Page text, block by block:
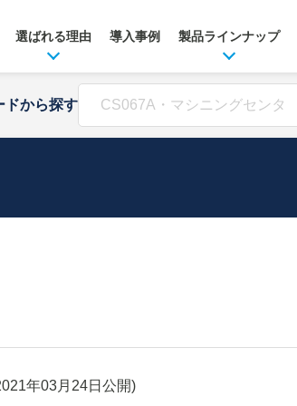
選ばれる理由 導入事例 製品ラインナップ
ドから探す
年03月24日 公開)